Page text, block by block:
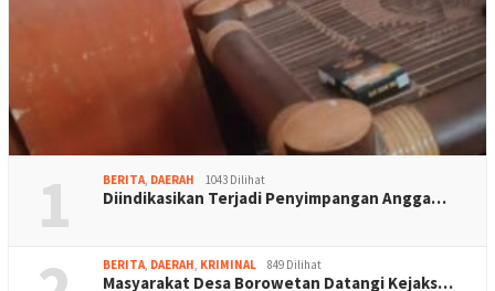
1 BERITA, DAERAH 1043 Dilihat
Diindikasikan Terjadi Penyimpangan Angga…
BERITA, DAERAH, KRIMINAL 849 Dilihat
Masyarakat Desa Borowetan Datangi Kejaks…